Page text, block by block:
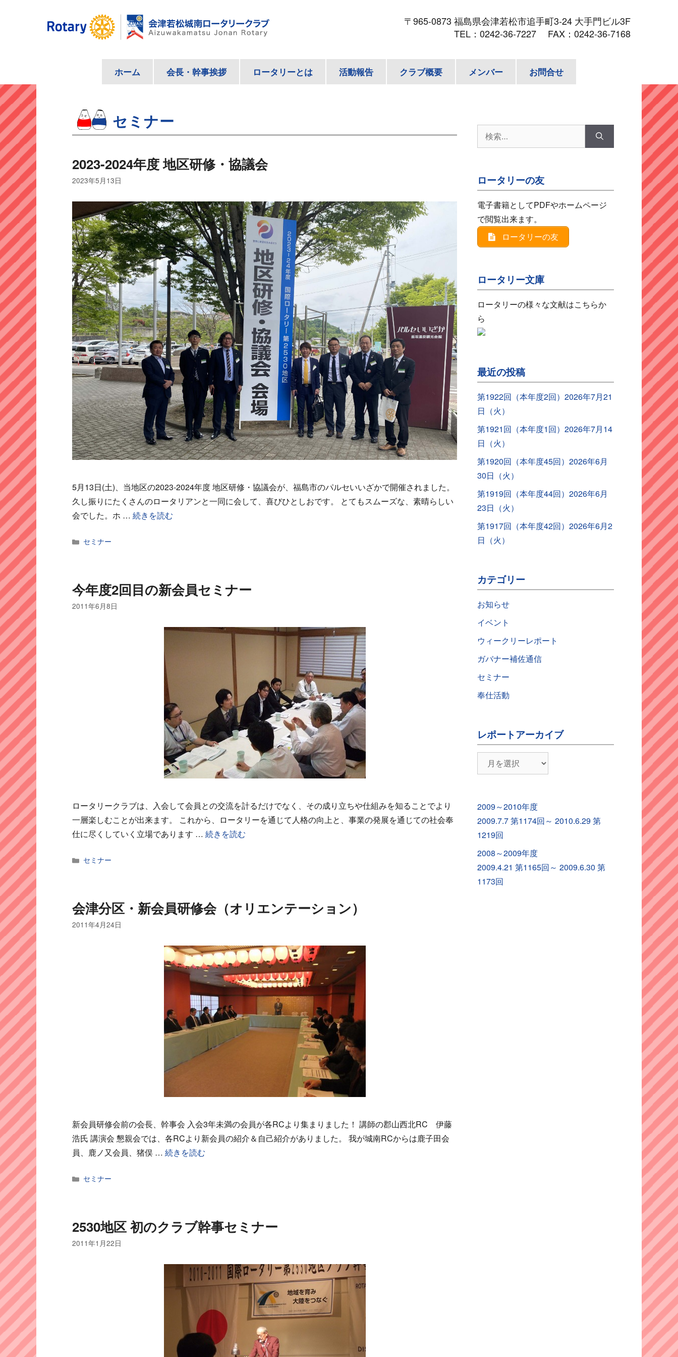
ス
キ
ッ
プ
〒965-0873 福島県会津若松市追手町3-24 大手門ビル3F
TEL： 0242-36-7227 FAX：0242-36-7168
ホーム 会長・幹事挨拶 ロータリーとは 活動報告 クラブ概要 メンバー お問合せ
セミナー
2023-2024年度 地区研修・協議会
2023年5月13日
5月13日(土)、当地区の2023-2024年度 地区研修・協議会が、福島市のパルセいいざかで開催されました。
久し振りにたくさんのロータリアンと一同に会して、喜びひとしおです。 とてもスムーズな、素晴らしい
会でした。ホ … 続きを読む
カ
ー
セミナー
今年度2回目の新会員セミナー
2011年6月8日
ロータリークラブは、入会して会員との交流を計るだけでなく、その成り立ちや仕組みを知ることでより
一層楽しむことが出来ます。 これから、ロータリーを通じて人格の向上と、事業の発展を通じての社会奉
仕に尽くしていく立場であります … 続きを読む
カ
ー
セミナー
会津分区・新会員研修会（オリエンテーション）
2011年4月24日
新会員研修会前の会長、幹事会 入会3年未満の会員が各RCより集まりました！ 講師の郡山西北RC 伊藤
浩氏 講演会 懇親会では、各RCより新会員の紹介＆自己紹介がありました。 我が城南RCからは鹿子田会
員、鹿ノ又会員、猪俣 … 続きを読む
カ
セミナー
2530地区 初のクラブ幹事セミナー
2011年1月22日
索:
ロータリーの友
電子書籍としてPDFやホームページ
で閲覧出来ます。
ロータリーの友
ロータリー文庫
ロータリーの様々な文献はこちらか
ら
最近の投稿
第1922回（本年度2回）2026年7月21
日（火）
第1921回（本年度1回）2026年7月14
日（火）
第1920回（本年度45回）2026年6月
30日（火）
第1919回（本年度44回）2026年6月
23日（火）
第1917回（本年度42回）2026年6月2
日（火）
カテゴリー
お知らせ
イベント
ウィークリーレポート
ガバナー補佐通信
セミナー
奉仕活動
レポートアーカイブ
ポ
イ
ブ
2009～2010年度
2009.7.7 第1174回～ 2010.6.29 第
1219回
2008～2009年度
2009.4.21 第1165回～ 2009.6.30 第
1173回